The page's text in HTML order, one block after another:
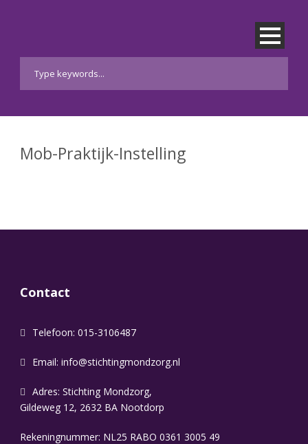
Mob-Praktijk-Instelling
Contact
Telefoon: 015-3106487
Email: info@stichtingmondzorg.nl
Adres: Stichting Mondzorg,
Gildeweg 12, 2632 BA Nootdorp
Rekeningnummer: NL25 RABO 0361 3005 49